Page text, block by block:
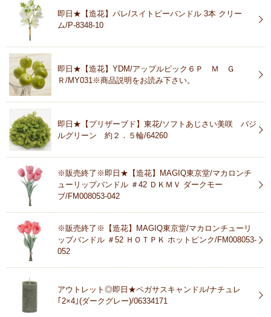
即日★【造花】パレ/スイトピーバンドル 3本 クリー
ム/P-8348-10
即日★【造花】YDM/アップルピック６Ｐ Ｍ Ｇ
Ｒ/MY031※商品説明をお読み下さい。
即日★【プリザーブド】東花/ソフトあじさい美咲 バジ
ルグリーン 約２．５輪/64260
※販売終了※即日★【造花】MAGIQ東京堂/マカロンチ
ューリップバンドル ＃42 ＤＫＭＶ ダークモー
ブ/FM008053-042
※販売終了※【造花】MAGIQ東京堂/マカロンチューリ
ップバンドル ＃52 ＨＯＴＰＫ ホットピンク/FM008053-
052
アウトレット◎即日★ペガサスキャンドル/ナチュレ
｢2×4｣(ダークグレー)/06334171